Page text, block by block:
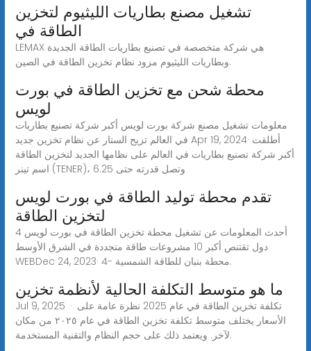
تشغيل مصنع بطاريات الليثيوم لتخزين
الطاقة في
LEMAX هي شركة متخصصة في تصنيع بطاريات الطاقة الجديدة
وبطاريات الليثيوم مزود نظام تخزين الطاقة في الصين.
محطة شحن مع تخزين الطاقة في بورت
لويس
معلومات تشغيل مصنع شركة بورت لويس أكبر شركة تصنيع بطاريات
في العالم تزيح الستار عن نظام تخزين جديد Apr 19, 2024· أطلقت
أكبر شركة تصنيع بطاريات في العالم على نظامها الجديد لتخزين الطاقة
اسم تينر (TENER)، وتصل قدرته حتى 6.25
تقدم محطة توليد الطاقة في بورت لويس
لتخزين الطاقة
أحدث المعلومات عن تشغيل محطة تخزين الطاقة في بورت لويس 4
دول تقتنص أكبر 10 مشروعات طاقة متجددة في الشرق الأوسط
WEBDec 24, 2023· 4- محطة بنبان للطاقة الشمسية.
ما هو متوسط التكلفة الحالية لأنظمة تخزين
Jul 9, 2025 · تكلفة تخزين الطاقة في عام 2025 نظرة عامة على
الأسعار يختلف متوسط تكلفة تخزين الطاقة في عام ٢٠٢٥ من مكان
لآخر. ويعتمد ذلك على حجم النظام والتقنية المستخدمة.